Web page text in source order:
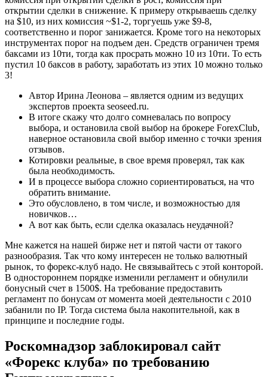
открытии сделки в снижение. К примеру открываешь сделку
на $10, из них комиссия ~$1-2, торгуешь уже $9-8,
соответственно и порог занижается. Кроме того на некоторых
инструментах порог на подъем ден. Средств ограничен тремя
баксами из 10ти, тогда как просрать можно 10 из 10ти. То есть
пустил 10 баксов в работу, заработать из этих 10 можно только
3!
Автор Ирина Леонова – является одним из ведущих
экспертов проекта seoseed.ru.
В итоге скажу что долго сомневалась по вопросу
выбора, и остановила свой выбор на брокере ForexClub,
наверное остановила свой выбор именно с точки зрения
отзывов.
Котировки реальные, в свое время проверял, так как
была необходимость.
И в процессе выбора сложно сориентироваться, на что
обратить внимание.
Это обусловлено, в том числе, и возможностью для
новичков…
А вот как быть, если сделка оказалась неудачной?
Мне кажется на нашей бирже нет и пятой части от такого
разнообразия. Так что кому интересен не только валютный
рынок, то форекс-клуб надо. Не связывайтесь с этой конторой.
В одностороннем порядке изменили регламент и обнулили
бонусный счет в 1500$. На требование предоставить
регламент по бонусам от момента моей деятельности с 2010
забанили по IP. Тогда система была накопительной, как в
принципе и последние годы.
Роскомнадзор заблокировал сайт
«Форекс клуба» по требованию